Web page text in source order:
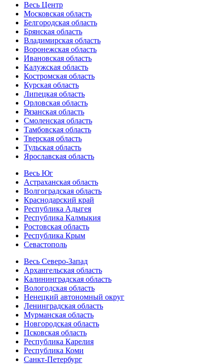
Весь Центр
Московская область
Белгородская область
Брянская область
Владимирская область
Воронежская область
Ивановская область
Калужская область
Костромская область
Курская область
Липецкая область
Орловская область
Рязанская область
Смоленская область
Тамбовская область
Тверская область
Тульская область
Ярославская область
Весь Юг
Астраханская область
Волгоградская область
Краснодарский край
Республика Адыгея
Республика Калмыкия
Ростовская область
Республика Крым
Севастополь
Весь Северо-Запад
Архангельская область
Калининградская область
Вологодская область
Ненецкий автономный округ
Ленинградская область
Мурманская область
Новгородская область
Псковская область
Республика Карелия
Республика Коми
Санкт-Петербург